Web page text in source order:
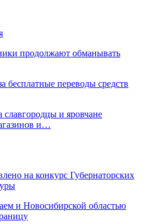
продолжают обманывать
бесплатные переводы средств
славгородцы и яровчане
и…
на конкурс Губернаторских
и Новосибирской областью